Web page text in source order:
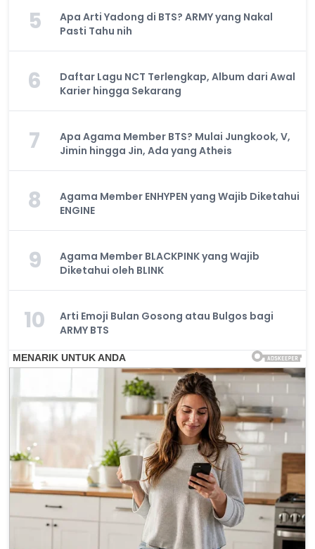
5
Apa Arti Yadong di BTS? ARMY yang Nakal
Pasti Tahu nih
6
Daftar Lagu NCT Terlengkap, Album dari Awal
Karier hingga Sekarang
7
Apa Agama Member BTS? Mulai Jungkook, V,
Jimin hingga Jin, Ada yang Atheis
8
Agama Member ENHYPEN yang Wajib Diketahui
ENGINE
9
Agama Member BLACKPINK yang Wajib
Diketahui oleh BLINK
10
Arti Emoji Bulan Gosong atau Bulgos bagi
ARMY BTS